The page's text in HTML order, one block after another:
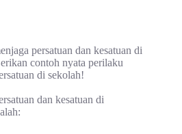
persatuan dan kesatuan di
contoh nyata perilaku
di sekolah!
dan kesatuan di